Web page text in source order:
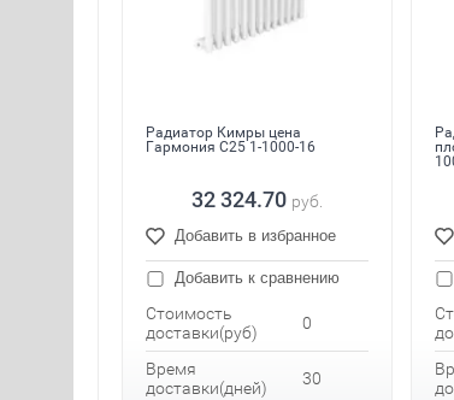
Радиатор Кимры цена
Гармония С25 1-1000-16
32 324.70 руб.
Добавить в избранное
Добавить к сравнению
Стоимость
доставки(руб)
0
Время
доставки(дней)
30